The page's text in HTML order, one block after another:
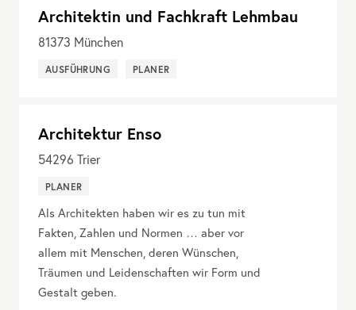
Architektin und Fachkraft Lehmbau
81373 München
AUSFÜHRUNG PLANER
Architektur Enso
54296 Trier
PLANER
Als Architekten haben wir es zu tun mit
Fakten, Zahlen und Normen … aber vor
allem mit Menschen, deren Wünschen,
Träumen und Leidenschaften wir Form und
Gestalt geben.